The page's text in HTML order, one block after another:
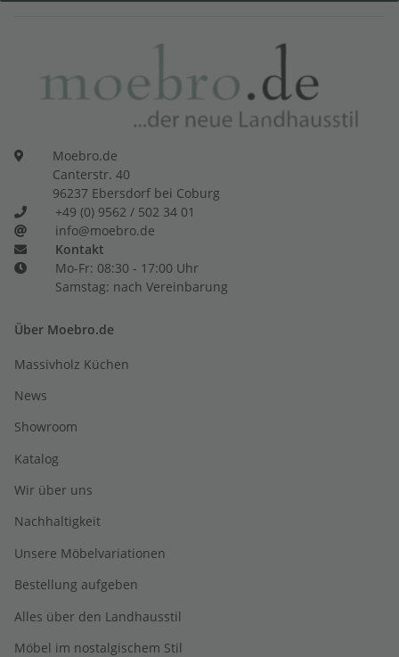
Moebro.de
Canterstr. 40
96237 Ebersdorf bei Coburg
+49 (0) 9562 / 502 34 01
info@moebro.de
Kontakt
Mo-Fr: 08:30 - 17:00 Uhr
Samstag: nach Vereinbarung
Über Moebro.de
Massivholz Küchen
News
Showroom
Katalog
Wir über uns
Nachhaltigkeit
Unsere Möbelvariationen
Bestellung aufgeben
Alles über den Landhausstil
Möbel im nostalgischem Stil